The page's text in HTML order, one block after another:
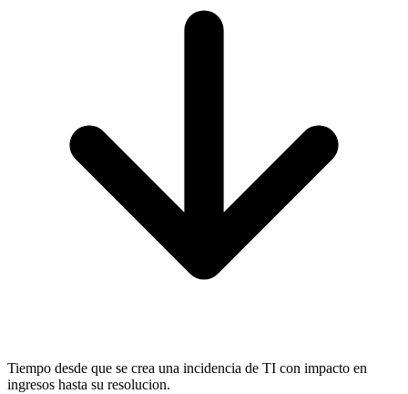
Tiempo desde que se crea una incidencia de TI con impacto en
ingresos hasta su resolucion.